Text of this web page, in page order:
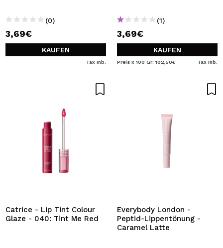
(0)
3,69€
KAUFEN
Tax Inb.
(1)
3,69€
KAUFEN
Preis x 100 Gr: 102,50€ Tax Inb.
Catrice - Lip Tint Colour
Glaze - 040: Tint Me Red
Everybody London -
Peptid-Lippentönung -
Caramel Latte